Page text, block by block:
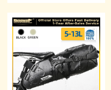
Rated
5.00out
of 5